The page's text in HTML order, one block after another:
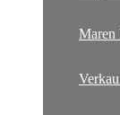
Maren